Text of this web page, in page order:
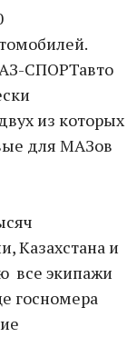
СПОРТавто
из которых
для МАЗов
Казахстана и
все экипажи
госномера